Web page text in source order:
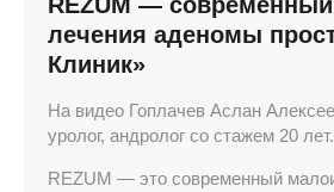
лечения аденомы
Клиник»
На видео Гоплачев Аслан
уролог, андролог со стажем 20 лет.
REZUM — это современный